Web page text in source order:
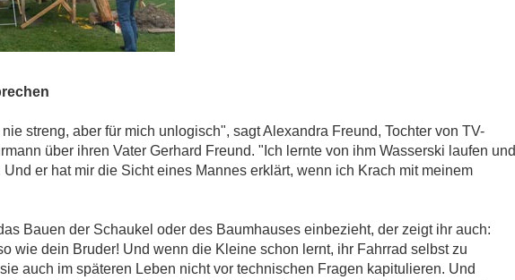
streng, aber für mich unlogisch", sagt Alexandra Freund, Tochter von TV-
über ihren Vater Gerhard Freund. "Ich lernte von ihm Wasserski laufen und
er hat mir die Sicht eines Mannes erklärt, wenn ich Krach mit meinem
Bauen der Schaukel oder des Baumhauses einbezieht, der zeigt ihr auch:
wie dein Bruder! Und wenn die Kleine schon lernt, ihr Fahrrad selbst zu
auch im späteren Leben nicht vor technischen Fragen kapitulieren. Und